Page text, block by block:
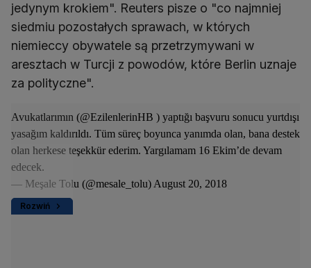
jedynym krokiem". Reuters pisze o "co najmniej
siedmiu pozostałych sprawach, w których
niemieccy obywatele są przetrzymywani w
aresztach w Turcji z powodów, które Berlin uznaje
za polityczne".
Rozwiń
Avukatlarımın (@EzilenlerinHB ) yaptığı başvuru sonucu yurtdışı
yasağım kaldırıldı. Tüm süreç boyunca yanımda olan, bana destek
olan herkese teşekkür ederim. Yargılamam 16 Ekim’de devam
edecek.
— Meşale Tolu (@mesale_tolu) August 20, 2018